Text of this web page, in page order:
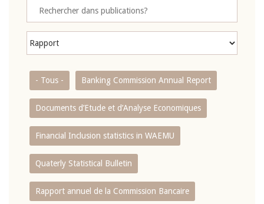
- Tous - Banking Commission Annual Report
Documents d’Etude et d’Analyse Economiques
Financial Inclusion statistics in WAEMU
Quaterly Statistical Bulletin
Rapport annuel de la Commission Bancaire